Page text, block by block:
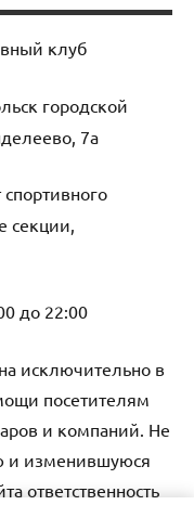
клуб
городской
7а
секции,
до 22:00
исключительно в
посетителям
и компаний. Не
и изменившуюся
ответственность